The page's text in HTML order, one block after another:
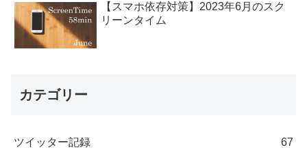
【スマホ依存対策】2023年6月のスク
リーンタイム
カテゴリー
ツイッター記録 67